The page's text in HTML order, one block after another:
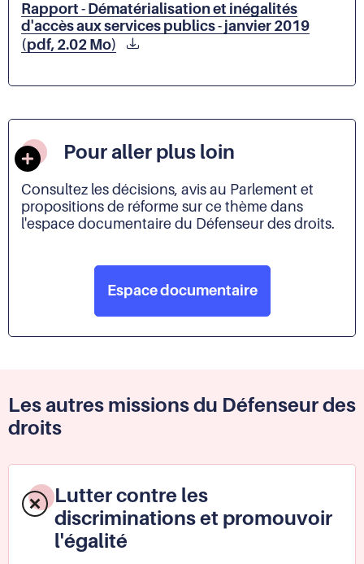
Rapport - Dématérialisation et inégalités
d'accès aux services publics - janvier 2019
(pdf, 2.02 Mo)
Pour aller plus loin
Consultez les décisions, avis au Parlement et
propositions de réforme sur ce thème dans
l'espace documentaire du Défenseur des droits.
Espace documentaire
Les autres missions du Défenseur des
droits
Lutter contre les
discriminations et promouvoir
l'égalité